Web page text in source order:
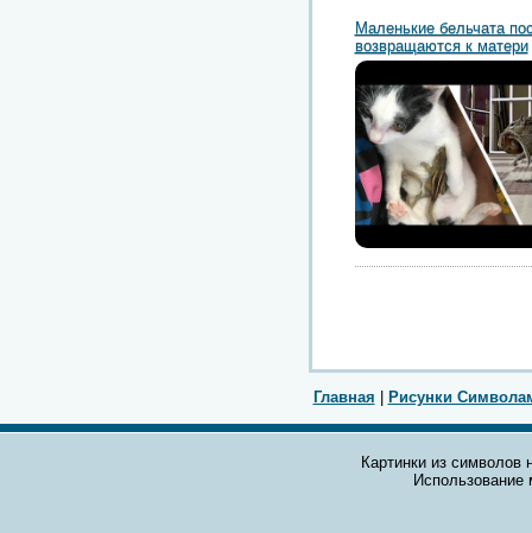
Маленькие бельчата
возвращаются к матери
Главная Рисунки
Картинки из символов
Использование